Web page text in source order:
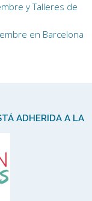
y Talleres de
en Barcelona
ADHERIDA A LA